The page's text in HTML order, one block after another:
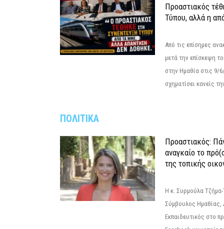
Προαστιακός
Τύπου, αλλά η
Από τις επίσημες
μετά την επίσκεψη
στην Ημαθία στις 9/
σχηματίσει κανείς
ΠΟΛΙΤΙΚΑ
Προαστιακός:
αναγκαίο το
της τοπικής
Η κ. Συρμούλα
Σύμβουλος Ημαθίας,
Εκπαιδευτικός στο